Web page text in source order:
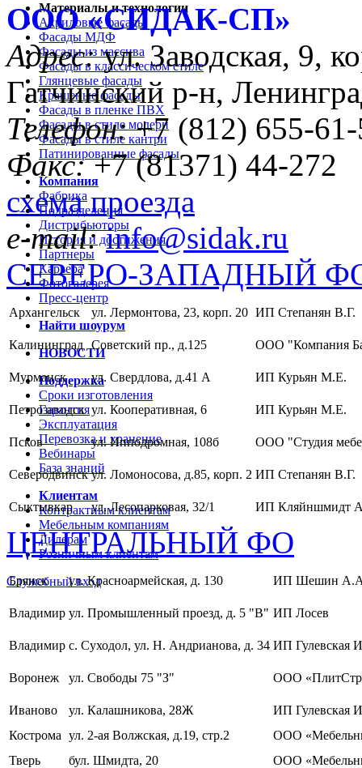
Материалы и технологии
Акриловые фасады
Фасады МДФ
Фасады из массива
Фасады в классическом стиле
Глянцевые фасады
Крашеные фасады
Фасады в пленке ПВХ
Фасады в стиле модерн
Фасады в стиле кантри
Патинированные фасады
Компания
Фабрика
Подразделения
Дистрибьюторы
История и достижения
Партнеры
Карьера
Фотогалерея
Пресс-центр
Найти шоурум
НОВОСТИ
Поддержка
Сроки изготовления
Гарантия
Эксплуатация
Перевозка и хранение
Вебинары
База знаний
Клиентам
Контрактным клиентам
Мебельным компаниям
Дилерам
Розничным клиентам
Служебный вход
ООО «CИДАК-СП»
Адрес:ул. Заводская, 9,
Гатчинский р-н,
Телефон:+7 (812) 655-
Факс:+7 (81371) 44-272
схема проезда
e-mail: info@sidak.ru
СЕВЕРО-ЗАПАДНЫЙ
Архангельск ул. Лермонтова, 23, корп. 20 ИП Степанян В.Г.
Калининград Советский пр., д.125 ООО "Компания
Мурманск ул. Свердлова, д.41 А ИП Курьян М.Е.
Петрозаводск ул. Кооперативная, 6 ИП Курьян М.Е.
Псков ул. Ипподромная, 108б ООО "Студия
Северодвинск ул. Ломоносова, д.85, корп. 2 ИП Степанян В.Г.
Сыктывкар ул. Лесопарковая, 32/1 ИП Кляйншмидт
ЦЕНТРАЛЬНЫЙ ФО
Брянск ул. Красноармейская, д. 130 ИП Шешин
Владимир ул. Промышленный проезд, д. 5 "В" ИП Лосев
Владимир с. Суходол, ул. Н. Андрианова, д. 34 ИП Гулевская
Воронеж ул. Свободы 75 "З" ООО
Иваново ул. Калашникова, 28Ж
ИП Гулевская
Кострома ул. 2-ая Волжская, д.19, стр.2
ООО
Тверь
бул. Шмидта, 20 ООО